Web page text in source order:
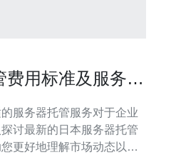
用标准及服务内
服务器托管服务对于企业
讨最新的日本服务器托管
更好地理解市场动态以及